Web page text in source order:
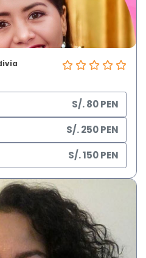
S/. 80 PEN
S/. 250 PEN
S/. 150 PEN